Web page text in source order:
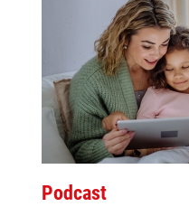
Podcast